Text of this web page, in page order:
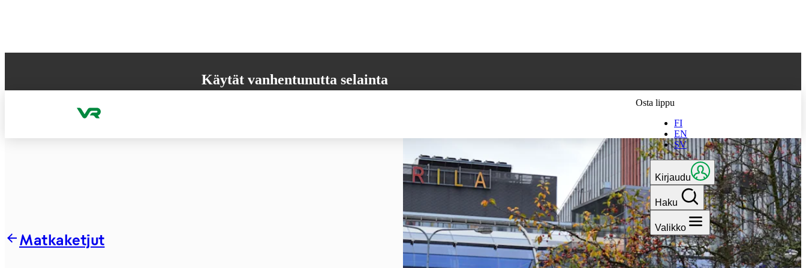
Käytät vanhentunutta selainta
Osta lippu
FI
EN
SV
Kirjaudu
Haku
Valikko
Matkaketjut